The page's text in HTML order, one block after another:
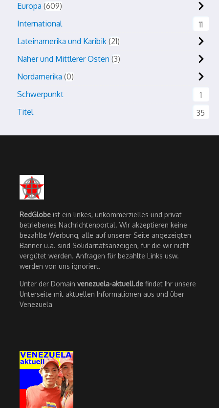
Europa 609
International
11
Lateinamerika und Karibik 21
Naher und Mittlerer Osten 3
Nordamerika 0
Schwerpunkt
1
Titel
35
RedGlobe ist ein linkes, unkommerzielles und privat
betriebenes Nachrichtenportal. Wir akzeptieren keine
bezahlte Werbung, alle auf unserer Seite angezeigten
Banner u.ä. sind Solidaritätsanzeigen, für die wir nicht
vergütet werden. Anfragen für bezahlte Links usw.
werden von uns ignoriert.
Unter der Domain venezuela-aktuell.de findet Ihr unsere
Unterseite mit aktuellen Informationen aus und über
Venezuela